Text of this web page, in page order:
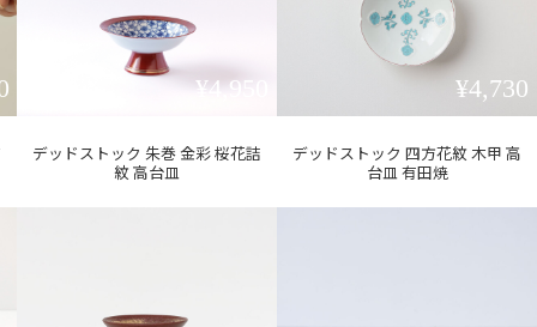
デッドストック 朱巻 金彩 桜花詰
紋 高台皿
¥4,950
デッドストック 四方花紋 木甲 高
台皿 有田焼
¥4,730